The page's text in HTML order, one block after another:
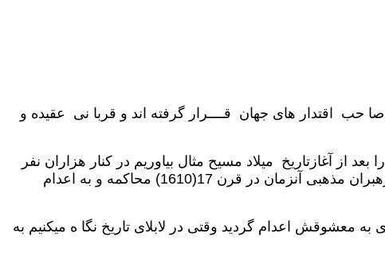
صا حب اقتدار های جهان قــــرار گرفته اند و قربا نی عقیده و
از آغازتاریخ میلاد مسیح مثال بیاوریم در کنار هزاران نفر
میتوانیم گالیله، عالم ستاره شناس را بـه یاد بیاو ریم که نسبت ابراز نظر در بارهحرکت زمین بگرد خورشیدازجا نـــب رهبران مذهبی آنزمان در قرن 17(1610) محاکمه و به اعدام
مقید بودن به محبت و علاقه مندی به معشوقش اعدام گردید وقتی در لابلای تاریخ نگا ه میکنیم به